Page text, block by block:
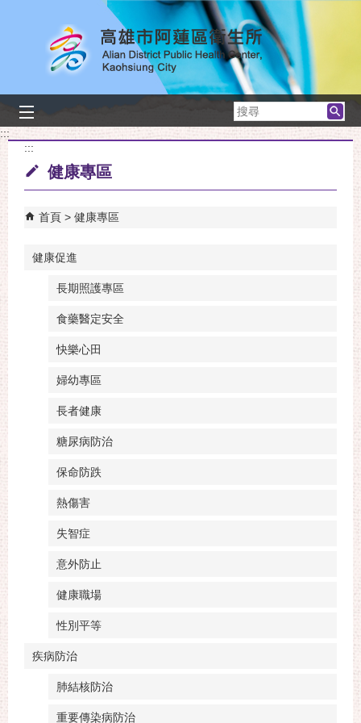
搜
尋
:::
:::
健康專區
首頁 健康專區
健康促進
長期照護專區
食藥醫定安全
快樂心田
婦幼專區
長者健康
糖尿病防治
保命防跌
熱傷害
失智症
意外防止
健康職場
性別平等
疾病防治
肺結核防治
重要傳染病防治